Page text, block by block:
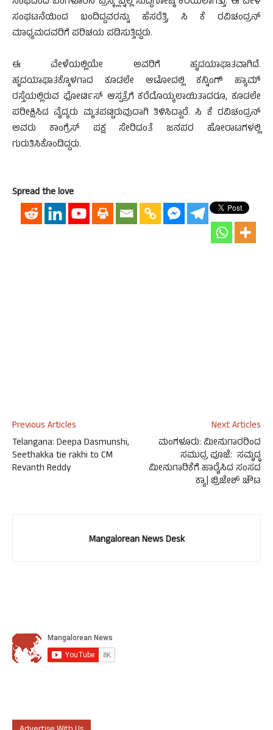
ಸಂಘಟನೆಯಿಂದ ಬಂದಿದ್ದವರನ್ನು ಹೆಸರೆತ್ತಿ, ಸಿ ಕೆ ರವಿಚಂದ್ರನ್
ಮಾಧ್ಯಮದವರಿಗೆ ಪರಿಚಯ ಪಡಿಸುತ್ತಿದ್ದರು.
ಈ ವೇಳೆಯಲ್ಲಿಯೇ ಅವರಿಗೆ ಹೃದಯಾಘಾತವಾಗಿದೆ.
ಹೃದಯಾಘಾತಕ್ಕೊಳಗಾದ ಕೂಡಲೇ ಆಟೋದಲ್ಲಿ ಕನ್ನಿಂಗ್ ಹ್ಯಾಮ್
ರಸ್ತೆಯಲ್ಲಿರುವ ಫೋರ್ಟಿಸ್ ಆಸ್ಪತ್ರೆಗೆ ಕರೆದೊಯ್ಯಲಾಯಿತಾದರೂ, ಕೂಡಲೇ
ಪರೀಕ್ಷಿಸಿದ ವೈದ್ಯರು ಮೃತಪಟ್ಟಿರುವುದಾಗಿ ತಿಳಿಸಿದ್ದಾರೆ. ಸಿ ಕೆ ರವಿಚಂದ್ರನ್
ಅವರು ಕಾಂಗ್ರೆಸ್ ಪಕ್ಷ ಸೇರಿದಂತೆ ಜನಪರ ಹೋರಾಟಗಳಲ್ಲಿ
ಗುರುತಿಸಿಕೊಂಡಿದ್ದರು.
Spread the love
Previous Articles
Telangana: Deepa Dasmunshi,
Seethakka tie rakhi to CM
Revanth Reddy
Next Articles
ಮಂಗಳೂರು: ಮೀನುಗಾರರಿಂದ
ಸಮುದ್ರ ಪೂಜೆ: ಸಮೃದ್ಧ
ಮೀನುಗಾರಿಕೆಗೆ ಹಾರೈಸಿದ ಸಂಸದ
ಕ್ಯಾ| ಬ್ರಿಜೇಶ್ ಚೌಟ
Mangalorean News Desk